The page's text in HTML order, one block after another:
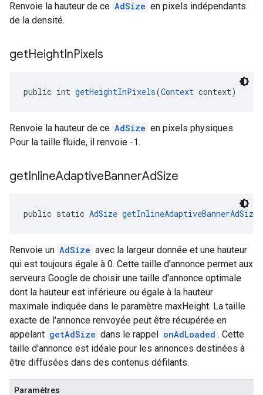
Renvoie la hauteur de ce AdSize en pixels indépendants
de la densité.
getHeightInPixels
public int getHeightInPixels(Context context)
Renvoie la hauteur de ce AdSize en pixels physiques.
Pour la taille fluide, il renvoie -1.
getInlineAdaptiveBannerAdSize
public static AdSize getInlineAdaptiveBannerAdSize
Renvoie un AdSize avec la largeur donnée et une hauteur
qui est toujours égale à 0. Cette taille d'annonce permet aux
serveurs Google de choisir une taille d'annonce optimale
dont la hauteur est inférieure ou égale à la hauteur
maximale indiquée dans le paramètre maxHeight. La taille
exacte de l'annonce renvoyée peut être récupérée en
appelant getAdSize dans le rappel onAdLoaded . Cette
taille d'annonce est idéale pour les annonces destinées à
être diffusées dans des contenus défilants.
Paramètres